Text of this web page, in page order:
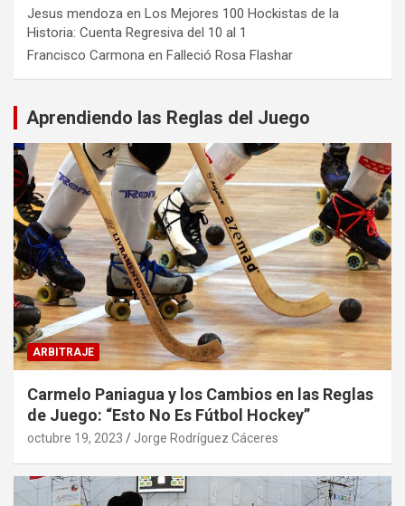
Jesus mendoza en Los Mejores 100 Hockistas de la
Historia: Cuenta Regresiva del 10 al 1
Francisco Carmona en Falleció Rosa Flashar
Aprendiendo las Reglas del Juego
ARBITRAJE
Carmelo Paniagua y los Cambios en las Reglas
de Juego: “Esto No Es Fútbol Hockey”
octubre 19, 2023 Jorge Rodríguez Cáceres